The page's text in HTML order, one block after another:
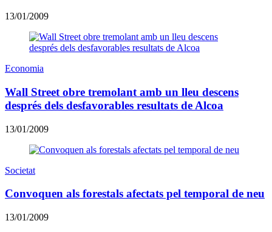
13/01/2009
Economia
Wall Street obre tremolant amb un lleu descens
després dels desfavorables resultats de Alcoa
13/01/2009
Societat
Convoquen als forestals afectats pel temporal de neu
13/01/2009